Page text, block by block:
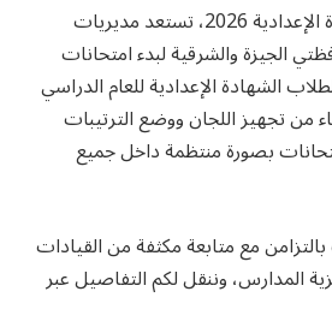
جدول امتحانات الشهادة الإعدادية 2026، تستعد مديريات
الجيزة والشرقية لبدء امتحانات
الشهادة الإعدادية للعام الدراسي
الانتهاء من تجهيز اللجان ووضع الترتيبات
بصورة منتظمة داخل جميع
مع متابعة مكثفة من القيادات
المدارس، وننقل لكم التفاصيل عبر